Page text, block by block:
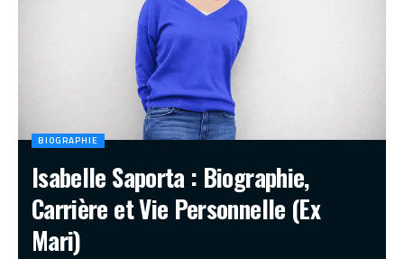
BIOGRAPHIE
Isabelle Saporta : Biographie,
Carrière et Vie Personnelle (Ex
Mari)